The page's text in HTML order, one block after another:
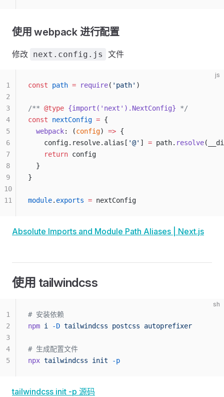
使用 webpack 进行配置
修改 next.config.js 文件
js
const path = require( 'path' )
/** @type {import('next').NextConfig} */
const nextConfig = {
  webpack
: (config) => {
    config.resolve.alias[
'@' ] = path. resolve
    return
config
  }
}
module. exports = nextConfig
1
2
3
4
5
6
7
8
9
10
11
Absolute Imports and Module Path Aliases | Next.js
使用 tailwindcss
sh
# 安装依赖
npm i -D tailwindcss postcss autoprefixer
# 生成配置文件
npx tailwindcss init -p
1
2
3
4
5
tailwindcss init -p 源码